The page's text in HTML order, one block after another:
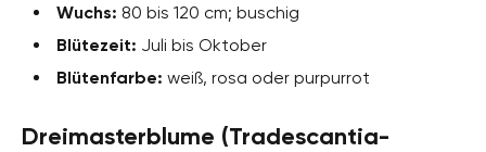
Wuchs: 80 bis 120 cm; buschig
Blütezeit: Juli bis Oktober
Blütenfarbe: weiß, rosa oder purpurrot
Dreimasterblume (Tradescantia-